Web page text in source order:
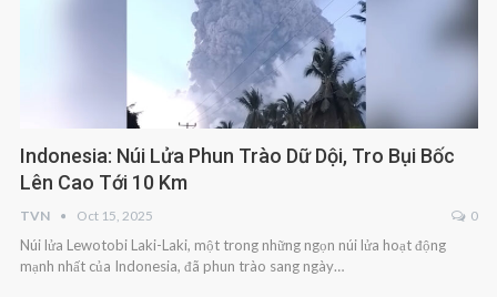
Indonesia: Núi Lửa Phun Trào Dữ Dội, Tro Bụi Bốc
Lên Cao Tới 10 Km
TVN Oct 15, 2025 0
Núi lửa Lewotobi Laki-Laki, một trong những ngọn núi lửa hoạt động
mạnh nhất của Indonesia, đã phun trào sang ngày…